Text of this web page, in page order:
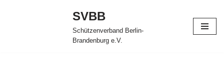
SVBB
Schützenverband Berlin-
Brandenburg e.V.